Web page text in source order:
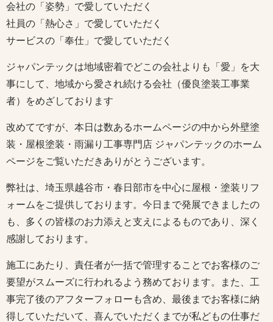
会社の「姿勢」で愛していただく
社員の「熱心さ」で愛していただく
サービスの「奉仕」で愛していただく
ジャパンテックは地域密着でどこの会社よりも「愛」を大
事にして、地域から愛され続ける会社（優良塗装工事業
者）をめざしております
改めてですが、本日は数あるホームページの中から外壁塗
装・屋根塗装・雨漏り工事専門店 ジャパンテックのホーム
ページをご覧いただきありがとうございます。
弊社は、埼玉県越谷市・春日部市を中心に屋根・塗装リフ
ォームをご提供しております。今日まで発展できましたの
も、多くの皆様のお力添えと支えによるものであり、深く
感謝しております。
施工にあたり、責任者が一括で管理することでお客様のご
要望がスムーズに行われるよう務めております。また、工
事完了後のアフターフォローも含め、最後までお客様に納
得していただいて、喜んでいただくまでが私どもの仕事だ